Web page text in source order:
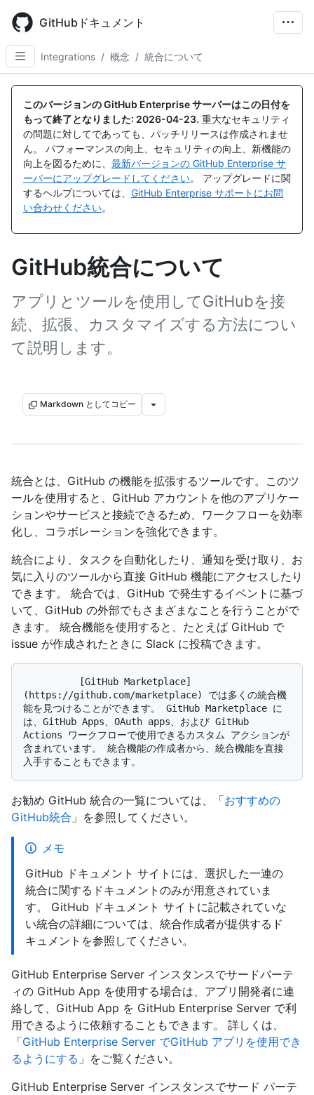
main
content
GitHubドキュメント
Integrations / 概念 / 統合について
このバージョンの GitHub Enterprise サーバーはこの日付を
もって終了となりました: 2026-04-23. 重大なセキュリティ
の問題に対してであっても、パッチリリースは作成されませ
ん。 パフォーマンスの向上、セキュリティの向上、新機能の
向上を図るために、 最新バージョンの GitHub Enterprise サ
ーバーにアップグレードしてください。 アップグレードに関
するヘルプについては、 GitHub Enterprise サポートにお問
い合わせください。
GitHub統合について
アプリとツールを使用してGitHubを接
続、拡張、カスタマイズする方法につい
て説明します。
Markdown としてコピー
統合とは、GitHub の機能を拡張するツールです。このツ
ールを使用すると、GitHub アカウントを他のアプリケー
ションやサービスと接続できるため、ワークフローを効率
化し、コラボレーションを強化できます。
統合により、タスクを自動化したり、通知を受け取り、お
気に入りのツールから直接 GitHub 機能にアクセスしたり
できます。 統合では、GitHub で発生するイベントに基づ
いて、GitHub の外部でもさまざまなことを行うことがで
きます。 統合機能を使用すると、たとえば GitHub で
issue が作成されたときに Slack に投稿できます。
(https://github.com/marketplace) では多くの統合機
能を見つけることができます。 GitHub Marketplace に
は、GitHub Apps、OAuth apps、および GitHub
Actions ワークフローで使用できるカスタム アクションが
含まれています。 統合機能の作成者から、統合機能を直接
お勧め GitHub 統合の一覧については、「おすすめの
GitHub統合 」を参照してください。
メモ
GitHub ドキュメント サイトには、選択した一連の
統合に関するドキュメントのみが用意されていま
す。 GitHub ドキュメント サイトに記載されていな
い統合の詳細については、統合作成者が提供するド
キュメントを参照してください。
GitHub Enterprise Server インスタンスでサードパーテ
ィの GitHub App を使用する場合は、アプリ開発者に連
絡して、GitHub App を GitHub Enterprise Server で利
用できるように依頼することもできます。 詳しくは、
「GitHub Enterprise Server でGitHub アプリを使用でき
るようにする 」をご覧ください。
GitHub Enterprise Server インスタンスでサード パーテ